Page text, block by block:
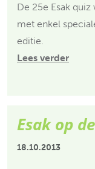
De 25e Esak
met enkel
editie.
Lees verder
Esak op
18.10.2013